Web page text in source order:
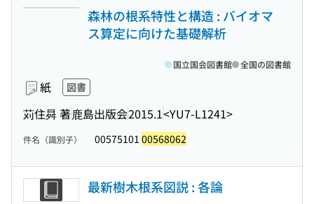
森林の根系特性と構造 : バイオマ
ス算定に向けた基礎解析
紙 図書
苅住曻 著鹿島出版会2015.1<YU7-L1241>
国立国会図書館 全国の図書館
件名（識別子） 00575101 00568062
最新樹木根系図説 : 各論